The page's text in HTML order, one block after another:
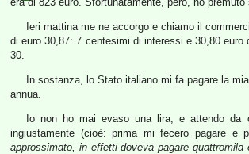
Ieri mattina me ne accorgo e chiamo il
di euro 30,87: 7 centesimi di interessi e 30,80
30.
In sostanza, lo Stato italiano mi fa pagare la
annua.
Io non ho mai evaso una lira, e attendo da
ingiustamente (cioè: prima mi fecero pagare e
approssimato, in effetti doveva pagare